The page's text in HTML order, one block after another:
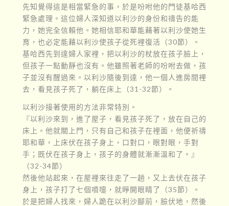
先知覺得這是相當緊急的事，於是吩咐他的門徒基哈西
緊急處理。這位婦人深知道以利沙的身份和禱告的能
力，她完全信賴他。她相信耶和華能藉著以利沙使她生
育，也必定能藉以利沙使孩子從死裡復活（30節）。
基哈西先到達婦人家裡，把以利沙的杖放在孩子臉上，
但孩子一點動靜也沒有。他雖照著老師的吩咐去做，孩
子並沒有醒過來。以利沙隨後到達，他一個人進房間裡
去，看見孩子死了，躺在床上（31-32節）。
以利沙接著使用的方法非常特別。
『以利沙來到，進了屋子，看見孩子死了，放在自己的
床上。他就關上門，只有自己和孩子在裡面，他便祈禱
耶和華，上床伏在孩子身上，口對口，眼對眼，手對
手；既伏在孩子身上，孩子的身體就漸漸溫和了。』
（32-34節）
然後他站起來，在屋裡來往走了一趟，又上去伏在孩子
身上，孩子打了七個噴嚏，就睜開眼睛了（35節）。
於是把婦人找來，婦人跪在以利沙腳前，臉伏地，然後